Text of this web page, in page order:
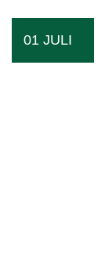
01 JULI